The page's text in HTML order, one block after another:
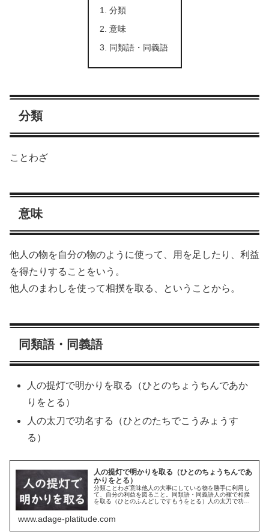
分類
意味
同類語・同義語
分類
ことわざ
意味
他人の物を自分の物のように使って、用を足したり、利益
を得たりすることをいう。
他人のまわしを使って相撲を取る、ということから。
同類語・同義語
人の提灯で明かりを取る（ひとのちょうちんであか
りをとる）
人の太刀で功名する（ひとのたちでこうみょうす
る）
人の提灯で明かりを取る（ひとのちょうちんであ
かりをとる）
分類ことわざ意味他人の大事にしている物を勝手に利用し
て、自分の利益を図ること。同類語・同義語人の褌で相撲
を取る（ひとのふんどしですもうをとる）人の太刀で功名
www.adage-platitude.com